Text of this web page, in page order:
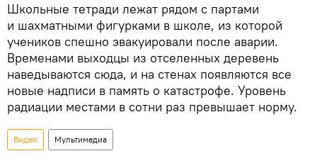
Школьные тетради лежат рядом с партами
и шахматными фигурками в школе, из которой
учеников спешно эвакуировали после аварии.
Временами выходцы из отселенных деревень
наведываются сюда, и на стенах появляются все
новые надписи в память о катастрофе. Уровень
радиации местами в сотни раз превышает норму.
Видео Мультимедиа